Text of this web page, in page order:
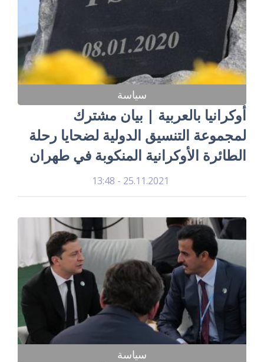
سياسة
أوكرانيا بالعربية | بيان مشترك
لمجموعة التنسيق الدولية لضحايا رحلة
الطائرة الأوكرانية المنكوبة في طهران
25.11.2021 - 13:48
سياسة